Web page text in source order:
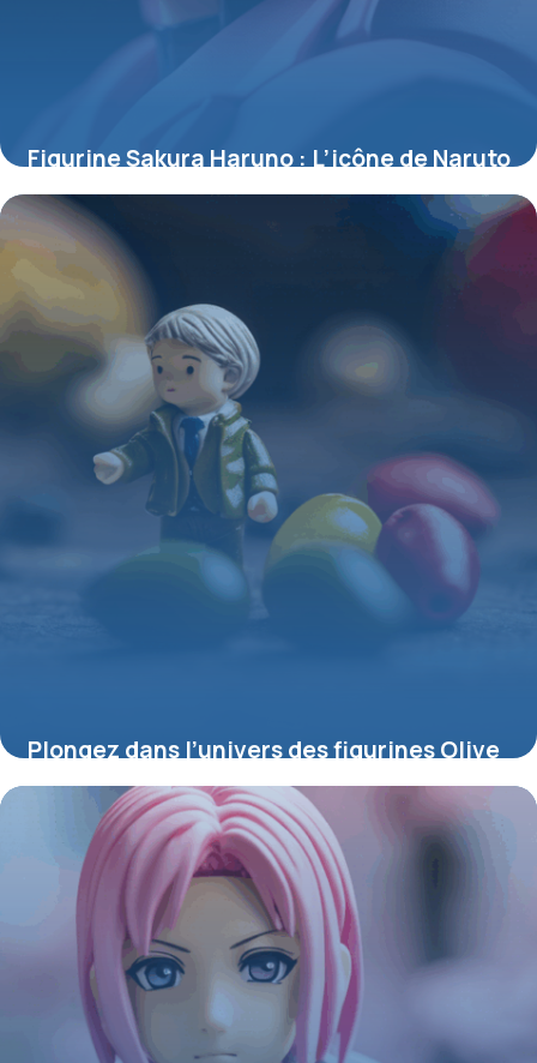
Figurine Sakura Haruno : L’icône de Naruto
sublimée en objet de collection
4 juillet 2025
Plongez dans l’univers des figurines Olive
et Tom : passion, rivalités et collection
4 juillet 2025